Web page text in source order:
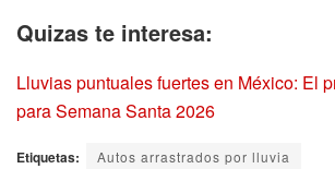
Quizas te interesa:
Lluvias puntuales fuertes en México: El
para Semana Santa 2026
Etiquetas:
Autos arrastrados por lluvia